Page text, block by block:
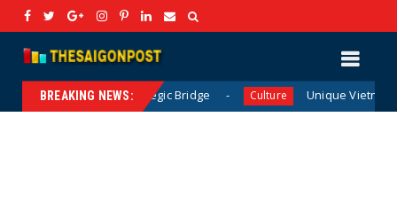
BREAKING NEWS:
New Strategic Bridge Culture Unique Vietnamese Wedding: